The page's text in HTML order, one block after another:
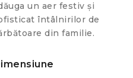
un aer festiv și
întâlnirilor de
din familie.